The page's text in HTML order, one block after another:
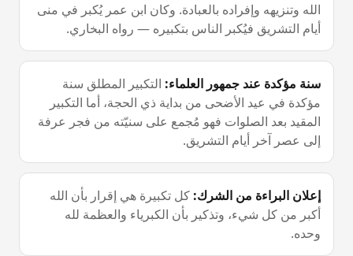
الله وتنزيهه وإفراده بالعبادة. وكان ابن عمر يُكبر في منى
أيام التشريق فيُكبر الناس بتكبيره — رواه البخاري.
سنة مؤكدة عند جمهور العلماء: التكبير المطلق سنة
مؤكدة في عيد الأضحى من بداية ذي الحجة، أما التكبير
المقيد بعد الصلوات فهو مُجمع على سنيّته من فجر عرفة
إلى عصر آخر أيام التشريق.
إعلان البراءة من الشرك: كل تكبيرة هي إقرار بأن الله
أكبر من كل شيء، وتذكير بأن الكبرياء والعظمة لله
وحده.